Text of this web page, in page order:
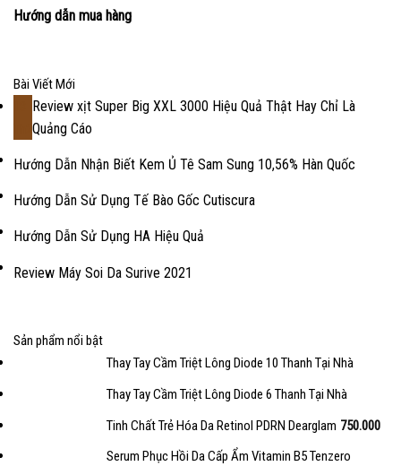
Hướng dẫn mua hàng
Bài Viết Mới
Review xịt Super Big XXL 3000 Hiệu Quả Thật Hay Chỉ Là
Quảng Cáo
Hướng Dẫn Nhận Biết Kem Ủ Tê Sam Sung 10,56% Hàn Quốc
Hướng Dẫn Sử Dụng Tế Bào Gốc Cutiscura
Hướng Dẫn Sử Dụng HA Hiệu Quả
Review Máy Soi Da Surive 2021
Sản phẩm nổi bật
Thay Tay Cầm Triệt Lông Diode 10 Thanh Tại Nhà
Thay Tay Cầm Triệt Lông Diode 6 Thanh Tại Nhà
Tinh Chất Trẻ Hóa Da Retinol PDRN Dearglam 750.000
Serum Phục Hồi Da Cấp Ẩm Vitamin B5 Tenzero